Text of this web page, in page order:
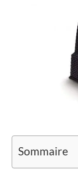
Sommaire